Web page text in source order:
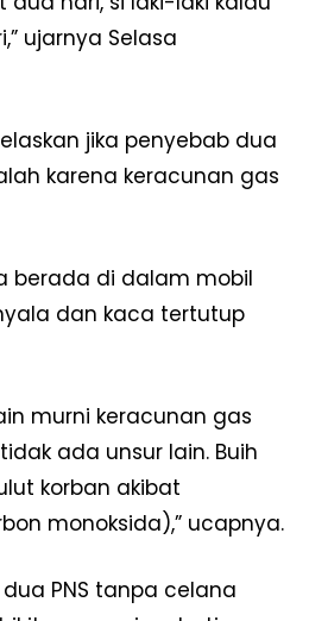
ujarnya Selasa
jika penyebab dua
karena keracunan gas
berada di dalam mobil
dan kaca tertutup
murni keracunan gas
ada unsur lain. Buih
korban akibat
monoksida),” ucapnya.
PNS tanpa celana